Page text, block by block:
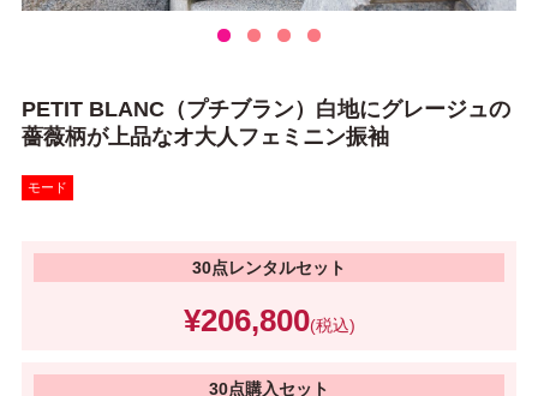
PETIT BLANC（プチブラン）白地にグレージュの
薔薇柄が上品なオ大人フェミニン振袖
モード
30点レンタルセット
¥206,800(税込)
30点購入セット